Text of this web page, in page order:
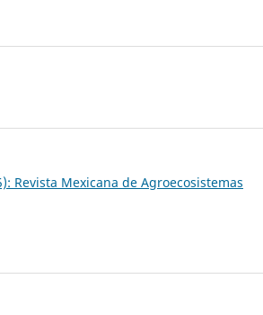
Revista Mexicana de Agroecosistemas